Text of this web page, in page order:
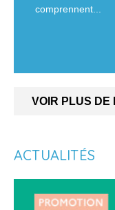
comprennent...
VOIR PLUS DE
ACTUALITÉS